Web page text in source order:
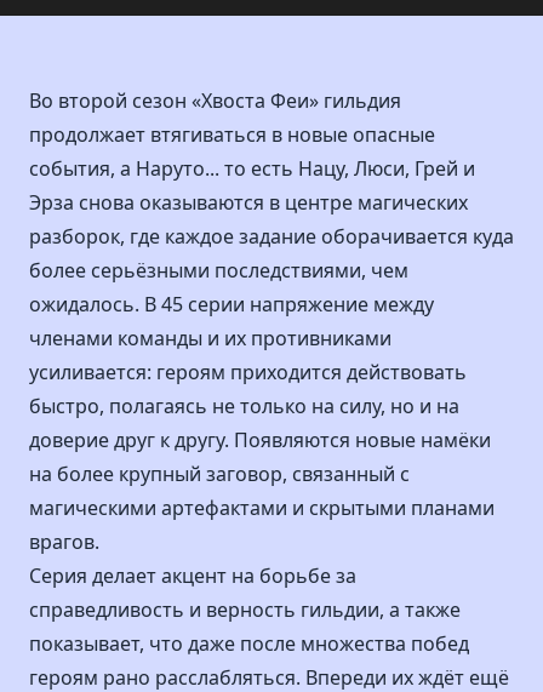
Во второй сезон «Хвоста Феи» гильдия
продолжает втягиваться в новые опасные
события, а Наруто... то есть Нацу, Люси, Грей и
Эрза снова оказываются в центре магических
разборок, где каждое задание оборачивается куда
более серьёзными последствиями, чем
ожидалось. В 45 серии напряжение между
членами команды и их противниками
усиливается: героям приходится действовать
быстро, полагаясь не только на силу, но и на
доверие друг к другу. Появляются новые намёки
на более крупный заговор, связанный с
магическими артефактами и скрытыми планами
врагов.
Серия делает акцент на борьбе за
справедливость и верность гильдии, а также
показывает, что даже после множества побед
героям рано расслабляться. Впереди их ждёт ещё